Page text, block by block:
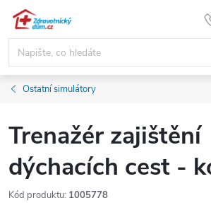
Přejít
obsah
Ostatní simulátory
Trenažér zajištění
dýchacích cest -
Kód produktu: 1005778